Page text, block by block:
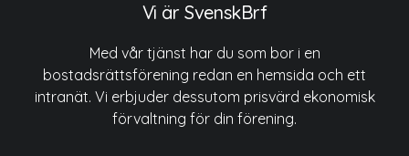
Vi är SvenskBrf
Med vår tjänst har du som bor i en
bostadsrättsförening redan en hemsida och ett
intranät. Vi erbjuder dessutom prisvärd ekonomisk
förvaltning för din förening.